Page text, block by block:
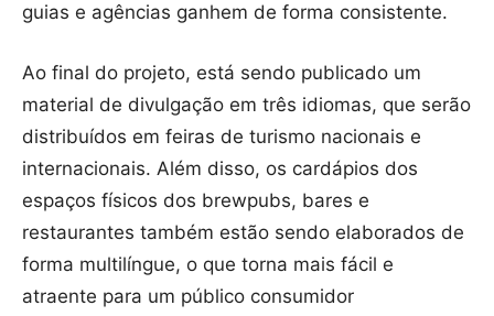
guias e agências ganhem de forma consistente.
Ao final do projeto, está sendo publicado um
material de divulgação em três idiomas, que serão
distribuídos em feiras de turismo nacionais e
internacionais. Além disso, os cardápios dos
espaços físicos dos brewpubs, bares e
restaurantes também estão sendo elaborados de
forma multilíngue, o que torna mais fácil e
atraente para um público consumidor